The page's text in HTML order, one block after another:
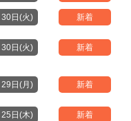
日(火) 新着
日(火) 新着
日(月) 新着
日(木) 新着